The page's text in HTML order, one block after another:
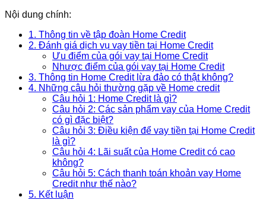
Nội dung chính:
1. Thông tin về tập đoàn Home Credit
2. Đánh giá dịch vụ vay tiền tại Home Credit
Ưu điểm của gói vay tại Home Credit
Nhược điểm của gói vay tại Home Credit
3. Thông tin Home Credit lừa đảo có thật không?
4. Những câu hỏi thường gặp về Home credit
Câu hỏi 1: Home Credit là gì?
Câu hỏi 2: Các sản phẩm vay của Home Credit
có gì đặc biệt?
Câu hỏi 3: Điều kiện để vay tiền tại Home Credit
là gì?
Câu hỏi 4: Lãi suất của Home Credit có cao
không?
Câu hỏi 5: Cách thanh toán khoản vay Home
Credit như thế nào?
5. Kết luận